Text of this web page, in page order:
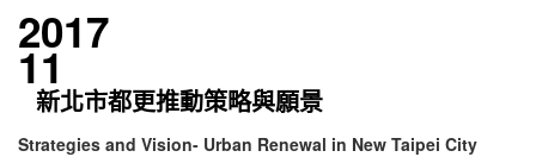
2017
11
新北市都更推動策略與願景
Strategies and Vision- Urban Renewal in New Taipei City